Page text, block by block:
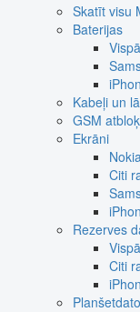
Skatīt visu
Baterijas
Kabeļi un
GSM
Ekrāni
Nokia
Citi
Rezerves
Citi